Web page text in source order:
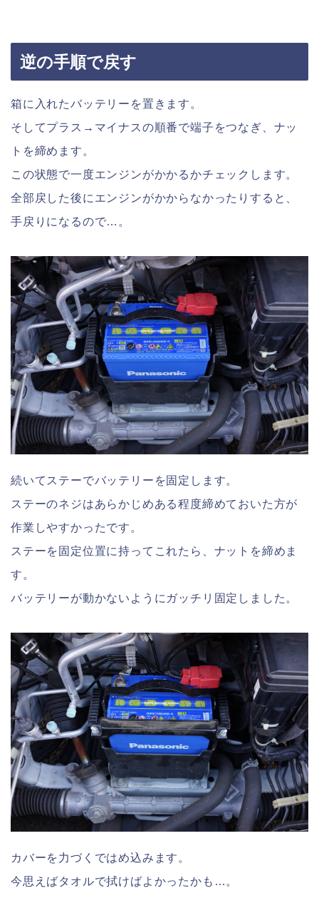
逆の手順で戻す
箱に入れたバッテリーを置きます。
そしてプラス→マイナスの順番で端子をつなぎ、ナッ
トを締めます。
この状態で一度エンジンがかかるかチェックします。
全部戻した後にエンジンがかからなかったりすると、
手戻りになるので…。
続いてステーでバッテリーを固定します。
ステーのネジはあらかじめある程度締めておいた方が
作業しやすかったです。
ステーを固定位置に持ってこれたら、ナットを締めま
す。
バッテリーが動かないようにガッチリ固定しました。
カバーを力づくではめ込みます。
今思えばタオルで拭けばよかったかも…。